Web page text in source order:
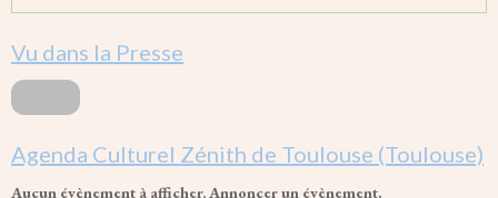
Vu dans la Presse
Agenda Culturel Zénith de Toulouse (Toulouse)
Aucun évènement à afficher,Annoncer un évènement.